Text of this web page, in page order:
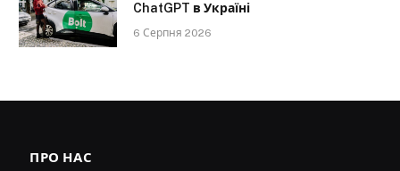
ChatGPT в Україні
6 Серпня 2026
ПРО НАС